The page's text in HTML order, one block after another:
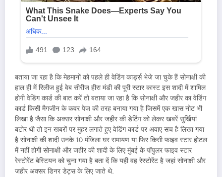
बताया जा रहा है कि मेहमानों को पहले ही वेडिंग कार्ड्स भेजे जा चुके हैं सोनाक्षी की
हाल ही में रिलीज हुई वेब सीरीज हीरा मंडी की पूरी स्टार कास्ट इस शादी में शामिल
होगी वेडिंग कार्ड की बात करें तो बताया जा रहा है कि सोनाक्षी और जहीर का वेडिंग
कार्ड किसी मैगजीन के कवर पेज की तरह बनाया गया है जिसमें एक खास नोट भी
लिखा है जैसा कि अक्सर सोनाक्षी और जहीर की डेटिंग को लेकर खबरें सुर्खियां
बटोर थी तो इन खबरों पर मुहर लगाते हुए वेडिंग कार्ड पर अवाए सच है लिखा गया
है सोनाक्षी की शादी उनके 10 मंजिला घर रामायण या फिर किसी फाइव स्टार होटल
में नहीं होगी सोनाक्षी और जहीर की शादी के लिए मुंबई के पॉपुलर फाइव स्टार
रेस्टोरेंट बेस्टियन को चुना गया है बता दें कि यही वह रेस्टोरेंट है जहां सोनाक्षी और
जहीर अक्सर डिनर डेट्स के लिए जाते थे.